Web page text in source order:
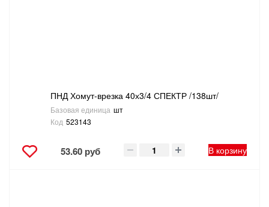
ПНД Хомут-врезка 40х3/4 СПЕКТР /138шт/
Базовая единица шт
Код 523143
53.60 руб В корзину